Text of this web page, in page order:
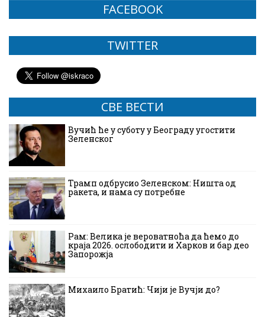
FACEBOOK
TWITTER
СВЕ ВЕСТИ
Вучић ће у суботу у Београду угостити
Зеленског
Трамп одбрусио Зеленском: Ништа од
ракета, и нама су потребне
Рам: Велика је вероватноћа да ћемо до
краја 2026. ослободити и Харков и бар део
Запорожја
Михаило Братић: Чији је Вучји до?